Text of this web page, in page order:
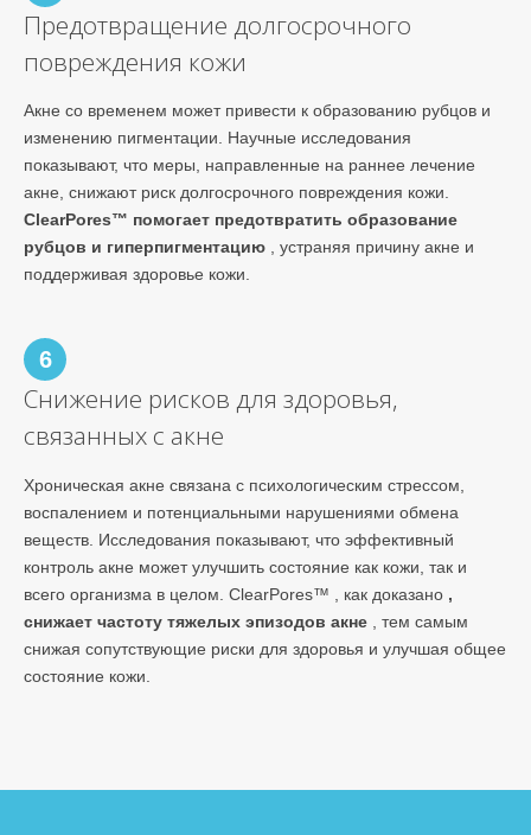
Предотвращение долгосрочного
повреждения кожи
Акне со временем может привести к образованию рубцов и
изменению пигментации. Научные исследования
показывают, что меры, направленные на раннее лечение
акне, снижают риск долгосрочного повреждения кожи.
ClearPores™ помогает предотвратить образование
рубцов и гиперпигментацию , устраняя причину акне и
поддерживая здоровье кожи.
6
Снижение рисков для здоровья,
связанных с акне
Хроническая акне связана с психологическим стрессом,
воспалением и потенциальными нарушениями обмена
веществ. Исследования показывают, что эффективный
контроль акне может улучшить состояние как кожи, так и
всего организма в целом. ClearPores™ , как доказано ,
снижает частоту тяжелых эпизодов акне , тем самым
снижая сопутствующие риски для здоровья и улучшая общее
состояние кожи.